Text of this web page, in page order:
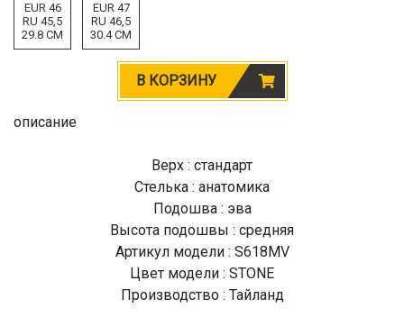
EUR 46
RU 45,5
29.8 CM
EUR 47
RU 46,5
30.4 CM
В КОРЗИНУ
описание
Верх : стандарт
Стелька : анатомика
Подошва : эва
Высота подошвы : средняя
Артикул модели : S618MV
Цвет модели : STONE
Производство : Тайланд